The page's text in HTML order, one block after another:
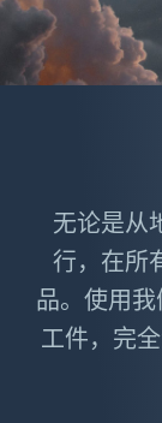
无论是从
行，在所
品。使用我
工件，完